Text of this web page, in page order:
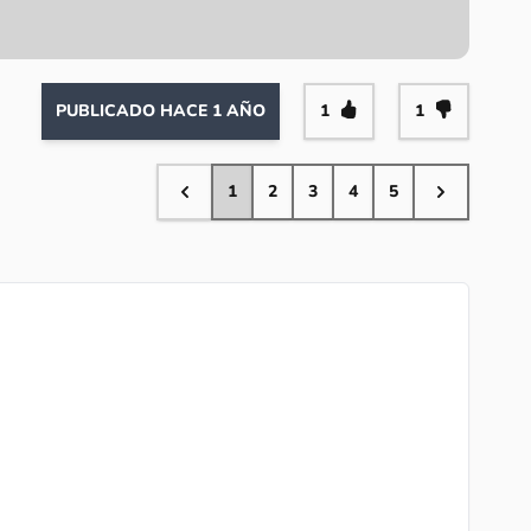
PUBLICADO HACE 1 AÑO 1 1
1 2 3 4 5